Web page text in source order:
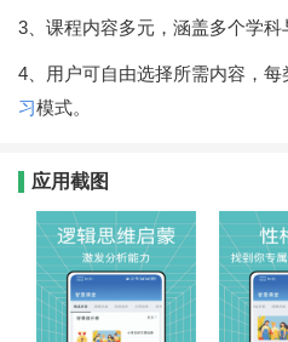
3、课程内容多元，涵盖多个学科
4、用户可自由选择所需内容，
习模式。
应用截图